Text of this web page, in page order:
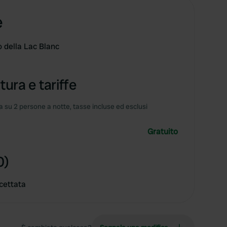
della Lac Blanc
e tariffe
su 2 persone a notte, tasse incluse ed esclusi
Gratuito